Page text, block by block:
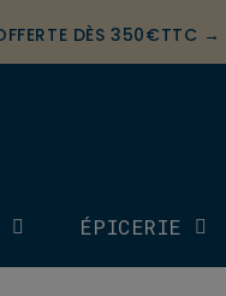
DÈS 350€TTC →
ÉPICERIE